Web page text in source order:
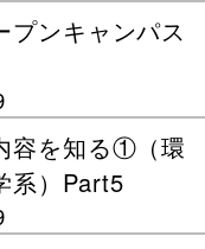
プンキャンパス
容を知る①（環
系）Part5